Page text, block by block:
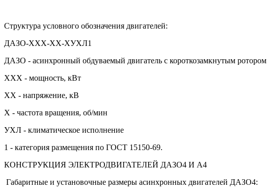
Структура условного обозначения двигателей:
ДАЗО-ХХХ-ХХ-ХУХЛ1
ДАЗО - асинхронный обдуваемый двигатель с короткозамкнутым ротором
XXX - мощность, кВт
XX - напряжение, кВ
Х - частота вращения, об/мин
УХЛ - климатическое исполнение
1 - категория размещения по ГОСТ 15150-69.
КОНСТРУКЦИЯ ЭЛЕКТРОДВИГАТЕЛЕЙ ДАЗО4 И А4
Габаритные и установочные размеры асинхронных двигателей ДАЗО4: